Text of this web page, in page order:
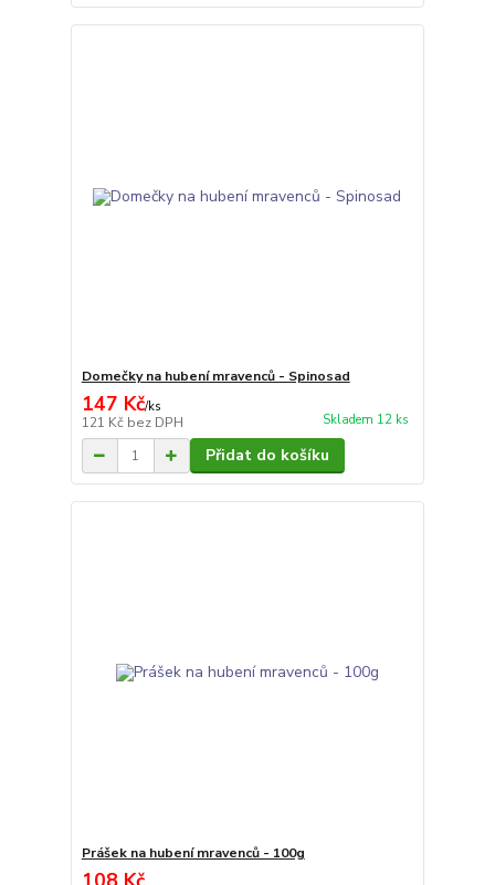
Domečky na hubení mravenců - Spinosad
147 Kč/ks
121 Kč bez DPH Skladem 12 ks
Přidat do košíku
Prášek na hubení mravenců - 100g